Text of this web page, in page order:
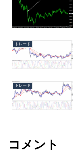
トレード
トレード
コメント